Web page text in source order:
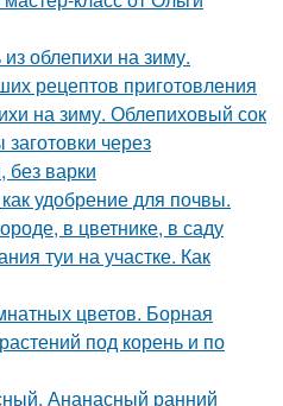
облепихи на зиму.
рецептов приготовления
на зиму. Облепиховый сок
через
без варки
удобрение для почвы.
в цветнике, в саду
туи на участке. Как
цветов. Борная
под корень и по
Ананасный ранний